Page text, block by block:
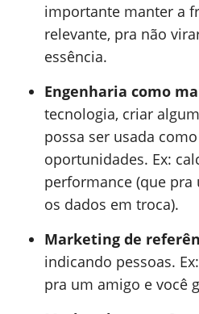
importante manter a
relevante, pra não
essência.
Engenharia como
tecnologia, criar
possa ser usada
oportunidades. Ex:
performance (que
os dados em troca).
Marketing de
indicando pessoas.
pra um amigo e você